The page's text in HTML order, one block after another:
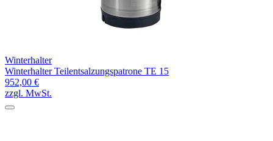
Winterhalter
Winterhalter Teilentsalzungspatrone TE 15
952,00 €
zzgl. MwSt.